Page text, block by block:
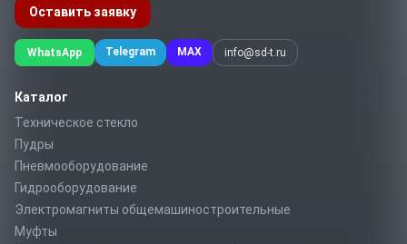
Оставить заявку
WhatsApp Telegram MAX info@sd-t.ru
Каталог
Техническое стекло
Пудры
Пневмооборудование
Гидрооборудование
Электромагниты общемашиностроительные
Муфты